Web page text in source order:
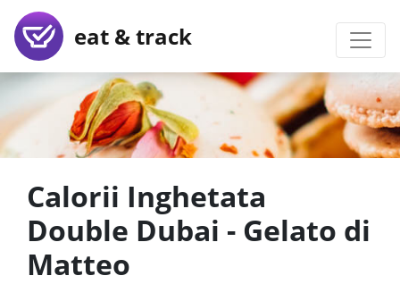
eat & track
Calorii Inghetata
Double Dubai - Gelato di
Matteo